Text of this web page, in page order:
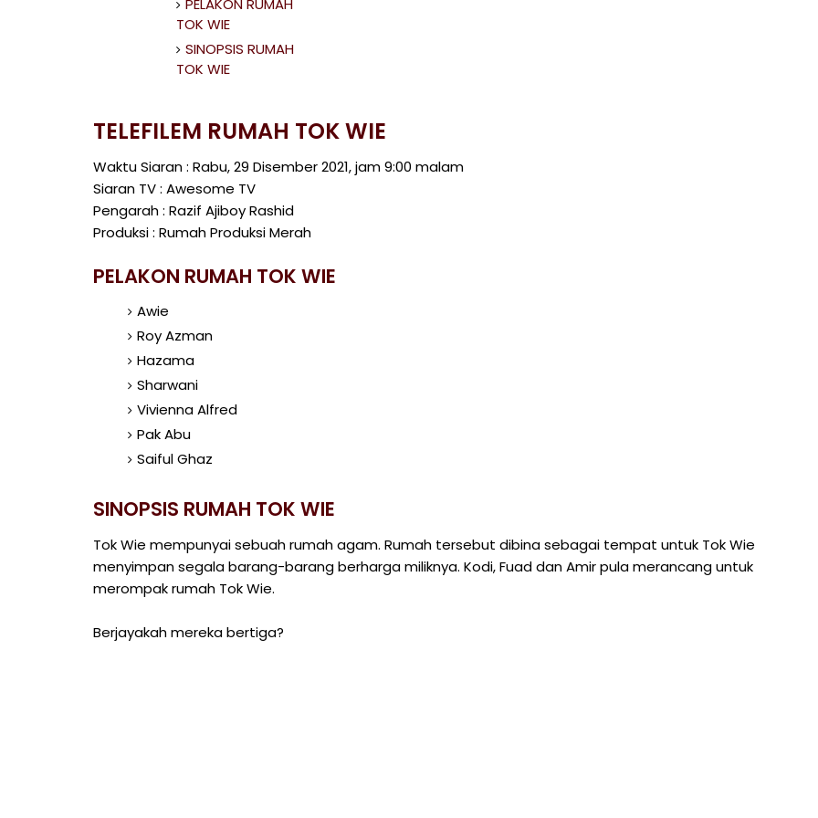
PELAKON RUMAH
TOK WIE
SINOPSIS RUMAH
TOK WIE
TELEFILEM RUMAH TOK WIE
Waktu Siaran : Rabu, 29 Disember 2021, jam 9:00 malam
Siaran TV : Awesome TV
Pengarah : Razif Ajiboy Rashid
Produksi : Rumah Produksi Merah
PELAKON RUMAH TOK WIE
Awie
Roy Azman
Hazama
Sharwani
Vivienna Alfred
Pak Abu
Saiful Ghaz
SINOPSIS RUMAH TOK WIE
Tok Wie mempunyai sebuah rumah agam. Rumah tersebut dibina sebagai tempat untuk Tok Wie
menyimpan segala barang-barang berharga miliknya. Kodi, Fuad dan Amir pula merancang untuk
merompak rumah Tok Wie.
Berjayakah mereka bertiga?